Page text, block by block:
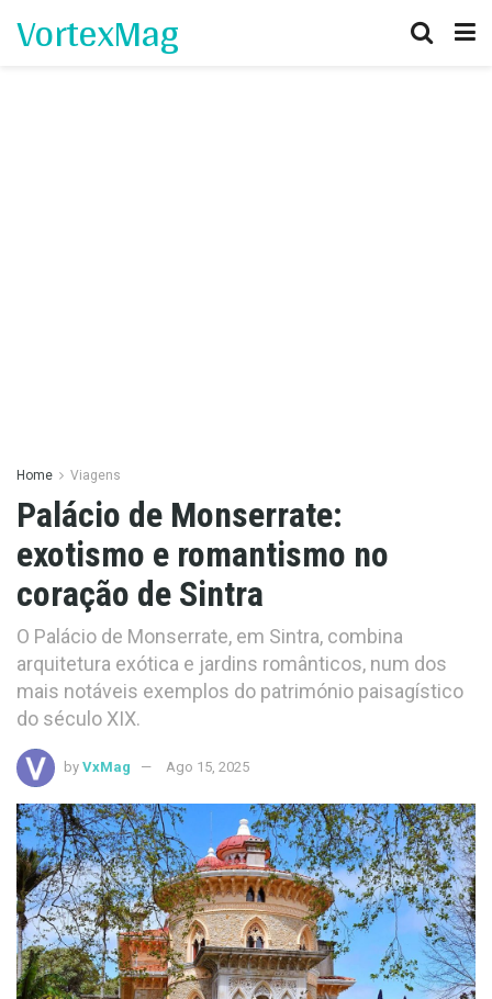
VortexMag
Home Viagens
Palácio de Monserrate:
exotismo e romantismo no
coração de Sintra
O Palácio de Monserrate, em Sintra, combina
arquitetura exótica e jardins românticos, num dos
mais notáveis exemplos do património paisagístico
do século XIX.
by VxMag Ago 15, 2025